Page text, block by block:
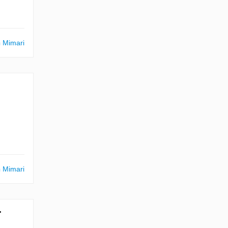
Mimari
Mimari